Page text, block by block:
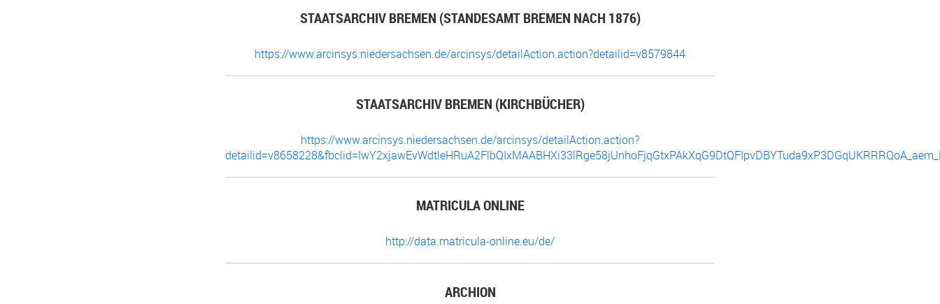
STAATSARCHIV BREMEN (STANDESAMT BREMEN NACH 1876)
https://www.arcinsys.niedersachsen.de/arcinsys/detailAction.action?detailid=v8579844
STAATSARCHIV BREMEN (KIRCHBÜCHER)
https://www.arcinsys.niedersachsen.de/arcinsys/detailAction.action?
MATRICULA ONLINE
http://data.matricula-online.eu/de/
ARCHION